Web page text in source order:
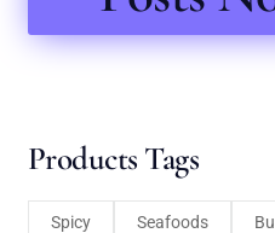
Products Tags
Spicy Seafoods